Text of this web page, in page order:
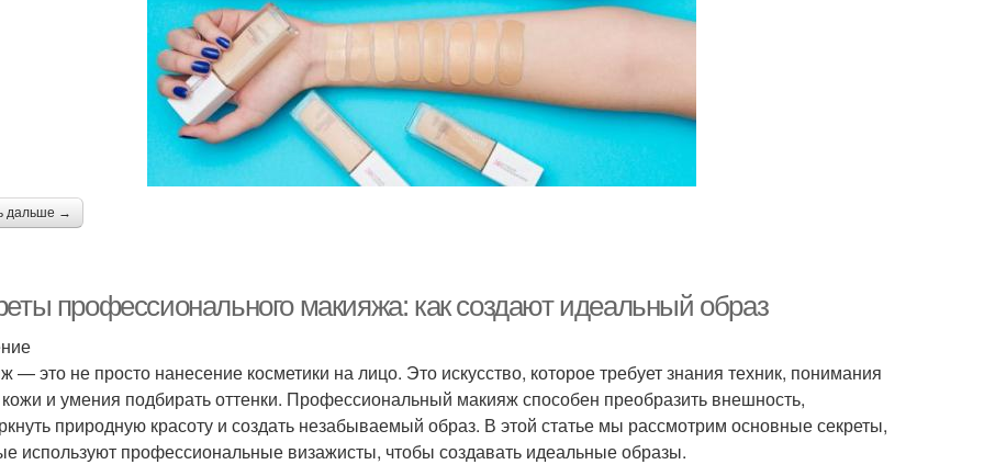
дальше →
профессионального макияжа: как создают идеальный образ
— это не просто нанесение косметики на лицо. Это искусство, которое требует знания техник, понимания
и умения подбирать оттенки. Профессиональный макияж способен преобразить внешность,
природную красоту и создать незабываемый образ. В этой статье мы рассмотрим основные секреты,
используют профессиональные визажисты, чтобы создавать идеальные образы.